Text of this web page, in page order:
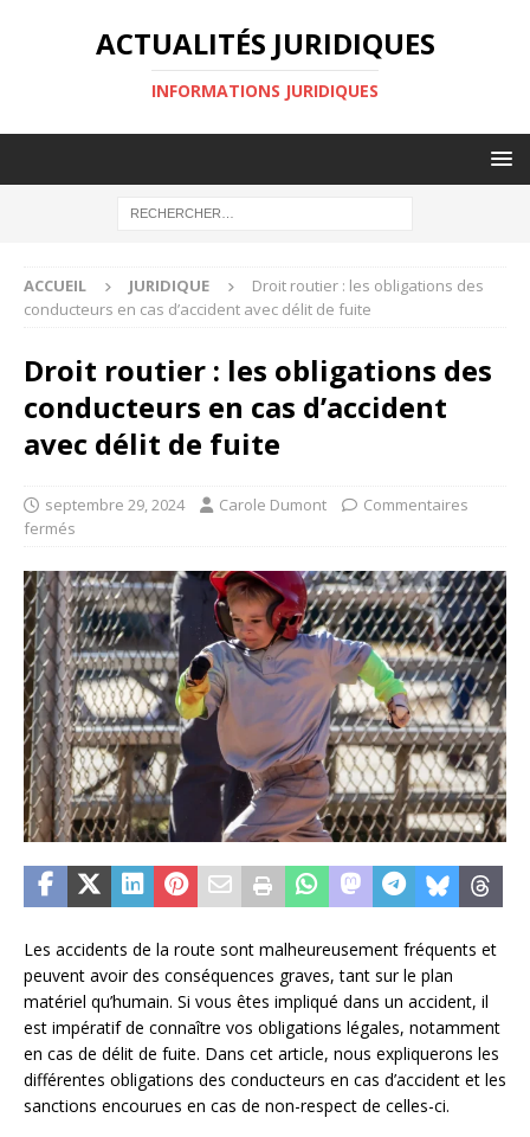
ACTUALITÉS JURIDIQUES
INFORMATIONS JURIDIQUES
ACCUEIL JURIDIQUE
Droit routier : les obligations des
conducteurs en cas d’accident avec délit de fuite
Droit routier : les obligations des
conducteurs en cas d’accident
avec délit de fuite
septembre 29, 2024 Carole Dumont
Commentaires
fermés
Les accidents de la route sont malheureusement fréquents et
peuvent avoir des conséquences graves, tant sur le plan
matériel qu’humain. Si vous êtes impliqué dans un accident, il
est impératif de connaître vos obligations légales, notamment
en cas de délit de fuite. Dans cet article, nous expliquerons les
différentes obligations des conducteurs en cas d’accident et les
sanctions encourues en cas de non-respect de celles-ci.